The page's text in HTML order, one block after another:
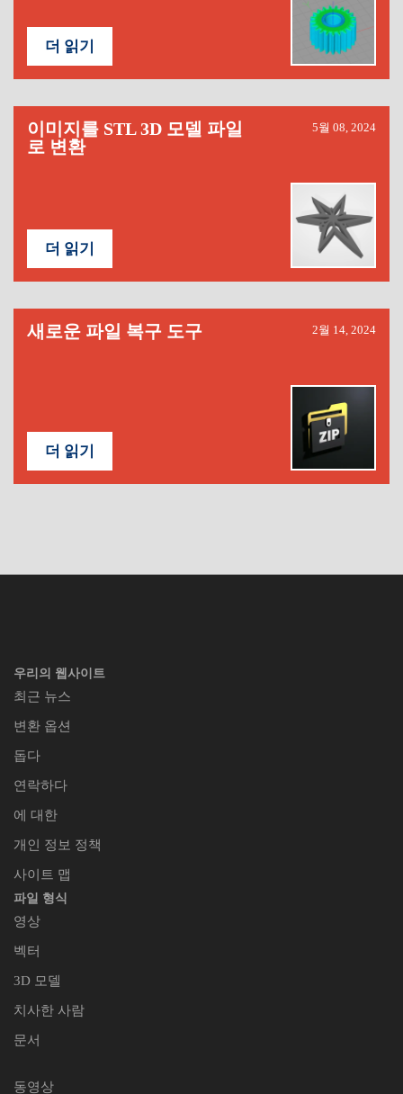
더 읽기
이미지를 STL 3D 모델 파일
로 변환
5월 08, 2024
더 읽기
새로운 파일 복구 도구 2월 14, 2024
더 읽기
우리의 웹사이트
최근 뉴스
변환 옵션
돕다
연락하다
에 대한
개인 정보 정책
사이트 맵
파일 형식
영상
벡터
3D 모델
치사한 사람
문서
동영상